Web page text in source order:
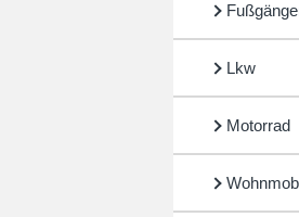
Lkw
Motorrad